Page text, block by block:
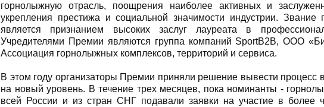
горнолыжную отрасль, поощрения наиболее активных и
укрепления престижа и социальной значимости индустрии. Звание
является признанием высоких заслуг лауреата в
Учредителями Премии являются группа компаний SportB2B, ООО
Ассоциация горнолыжных комплексов, территорий и сервиса.
В этом году организаторы Премии приняли решение вывести процесс
на новый уровень. В течение трех месяцев, пока номинанты -
всей России и из стран СНГ подавали заявки на участие в более